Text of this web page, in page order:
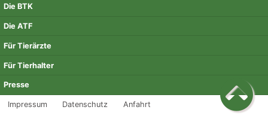
Die BTK
Die ATF
Für Tierärzte
Für Tierhalter
Presse
Impressum Datenschutz Anfahrt